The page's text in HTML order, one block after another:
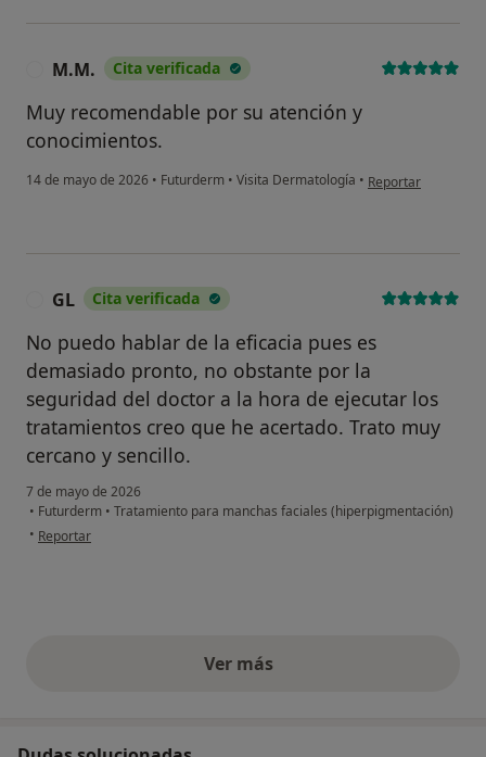
M.M. Cita verificada
Muy recomendable por su atención y
conocimientos.
14 de mayo de 2026 • Futurderm • Visita Dermatología • en opinión del
Reportar
GL Cita verificada
No puedo hablar de la eficacia pues es
demasiado pronto, no obstante por la
seguridad del doctor a la hora de ejecutar los
tratamientos creo que he acertado. Trato muy
cercano y sencillo.
7 de mayo de 2026
• Futurderm • Tratamiento para manchas faciales (hiperpigmentación)
• en opinión del usuario GL
Reportar
Ver másopiniones anteriores